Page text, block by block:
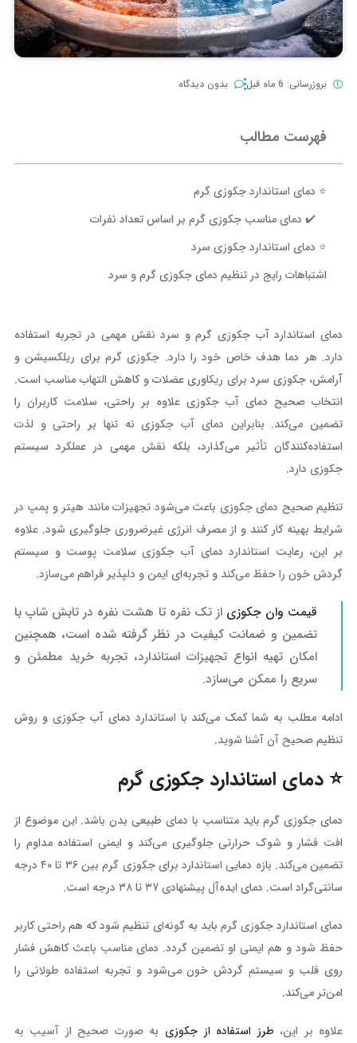
بروزرسانی: 6 ماه قبل بدون دیدگاه
فهرست مطالب
⭐️ دمای استاندارد جکوزی گرم
✔️ دمای مناسب جکوزی گرم بر اساس تعداد نفرات
⭐️ دمای استاندارد جکوزی سرد
اشتباهات رایج در تنظیم دمای جکوزی گرم و سرد
دمای استاندارد آب جکوزی گرم و سرد نقش مهمی در تجربه استفاده
دارد. هر دما هدف خاص خود را دارد. جکوزی گرم برای ریلکسیشن و
آرامش، جکوزی سرد برای ریکاوری عضلات و کاهش التهاب مناسب است.
انتخاب صحیح دمای آب جکوزی علاوه بر راحتی، سلامت کاربران را
تضمین می‌کند. بنابراین دمای آب جکوزی نه تنها بر راحتی و لذت
استفاده‌کنندگان تأثیر می‌گذارد، بلکه نقش مهمی در عملکرد سیستم
جکوزی دارد.
تنظیم صحیح دمای جکوزی باعث می‌شود تجهیزات مانند هیتر و پمپ در
شرایط بهینه کار کنند و از مصرف انرژی غیرضروری جلوگیری شود. علاوه
بر این، رعایت استاندارد دمای آب جکوزی سلامت پوست و سیستم
گردش خون را حفظ می‌کند و تجربه‌ای ایمن و دلپذیر فراهم می‌سازد.
قیمت وان جکوزی از تک نفره تا هشت نفره در تابش شاپ با
تضمین و ضمانت کیفیت در نظر گرفته شده است، همچنین
امکان تهیه انواع تجهیزات استاندارد، تجربه خرید مطمئن و
سریع را ممکن می‌سازد.
ادامه مطلب به شما کمک می‌کند با استاندارد دمای آب جکوزی و روش
تنظیم صحیح آن آشنا شوید.
⭐️ دمای استاندارد جکوزی گرم
دمای جکوزی گرم باید متناسب با دمای طبیعی بدن باشد. این موضوع از
افت فشار و شوک حرارتی جلوگیری می‌کند و ایمنی استفاده مداوم را
تضمین می‌کند. بازه دمایی استاندارد برای جکوزی گرم بین ۳۶ تا ۴۰ درجه
سانتی‌گراد است. دمای ایده‌آل پیشنهادی ۳۷ تا ۳۸ درجه است.
دمای استاندارد جکوزی گرم باید به گونه‌ای تنظیم شود که هم راحتی کاربر
حفظ شود و هم ایمنی او تضمین گردد. دمای مناسب باعث کاهش فشار
روی قلب و سیستم گردش خون می‌شود و تجربه استفاده طولانی را
امن‌تر می‌کند.
علاوه بر این، طرز استفاده از جکوزی به صورت صحیح از آسیب به